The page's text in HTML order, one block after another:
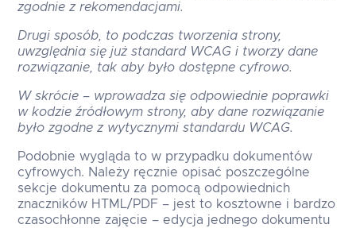
zgodnie z rekomendacjami.
Drugi sposób, to podczas tworzenia strony,
uwzględnia się już standard WCAG i tworzy dane
rozwiązanie, tak aby było dostępne cyfrowo.
W skrócie – wprowadza się odpowiednie poprawki
w kodzie źródłowym strony, aby dane rozwiązanie
było zgodne z wytycznymi standardu WCAG.
Podobnie wygląda to w przypadku dokumentów
cyfrowych. Należy ręcznie opisać poszczególne
sekcje dokumentu za pomocą odpowiednich
znaczników HTML/PDF – jest to kosztowne i bardzo
czasochłonne zajęcie – edycja jednego dokumentu